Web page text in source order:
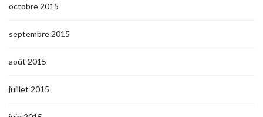
octobre 2015
septembre 2015
août 2015
juillet 2015